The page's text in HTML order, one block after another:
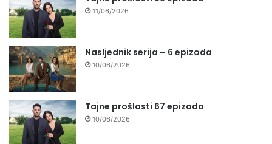
11/06/2026
Nasljednik serija – 6 epizoda
10/06/2026
Tajne prošlosti 67 epizoda
10/06/2026